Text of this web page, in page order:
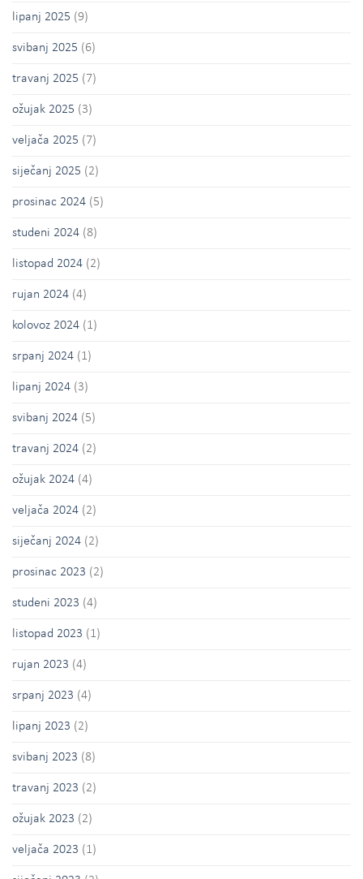
lipanj 2025 (9)
svibanj 2025 (6)
travanj 2025 (7)
ožujak 2025 (3)
veljača 2025 (7)
siječanj 2025 (2)
prosinac 2024 (5)
studeni 2024 (8)
listopad 2024 (2)
rujan 2024 (4)
kolovoz 2024 (1)
srpanj 2024 (1)
lipanj 2024 (3)
svibanj 2024 (5)
travanj 2024 (2)
ožujak 2024 (4)
veljača 2024 (2)
siječanj 2024 (2)
prosinac 2023 (2)
studeni 2023 (4)
listopad 2023 (1)
rujan 2023 (4)
srpanj 2023 (4)
lipanj 2023 (2)
svibanj 2023 (8)
travanj 2023 (2)
ožujak 2023 (2)
veljača 2023 (1)